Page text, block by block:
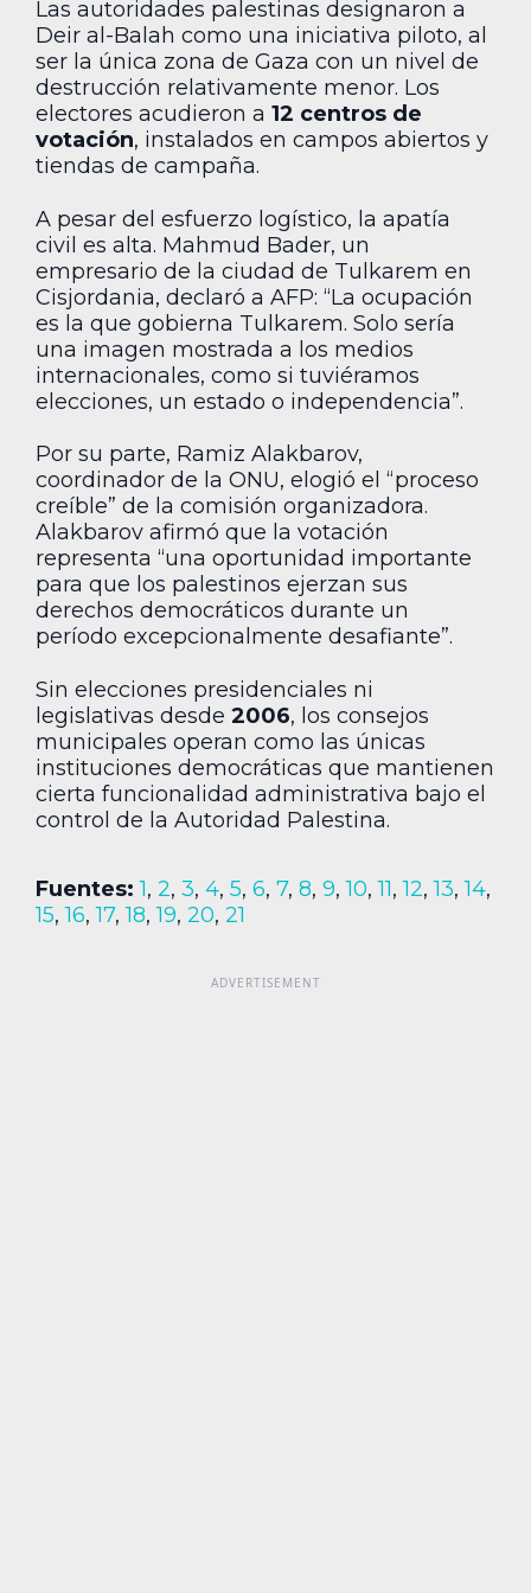
Las autoridades palestinas designaron a
Deir al-Balah como una iniciativa piloto, al
ser la única zona de Gaza con un nivel de
destrucción relativamente menor. Los
electores acudieron a 12 centros de
votación, instalados en campos abiertos y
tiendas de campaña.
A pesar del esfuerzo logístico, la apatía
civil es alta. Mahmud Bader, un
empresario de la ciudad de Tulkarem en
Cisjordania, declaró a AFP: “La ocupación
es la que gobierna Tulkarem. Solo sería
una imagen mostrada a los medios
internacionales, como si tuviéramos
elecciones, un estado o independencia”.
Por su parte, Ramiz Alakbarov,
coordinador de la ONU, elogió el “proceso
creíble” de la comisión organizadora.
Alakbarov afirmó que la votación
representa “una oportunidad importante
para que los palestinos ejerzan sus
derechos democráticos durante un
período excepcionalmente desafiante”.
Sin elecciones presidenciales ni
legislativas desde 2006, los consejos
municipales operan como las únicas
instituciones democráticas que mantienen
cierta funcionalidad administrativa bajo el
control de la Autoridad Palestina.
Fuentes: 1, 2, 3, 4, 5, 6, 7, 8, 9,10,11,12,13,14,
15,16,17,18,19, 20, 21